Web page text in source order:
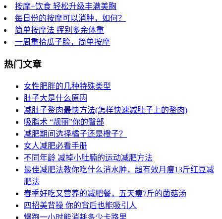
按摩+饮食 轻松升级丰满美胸
每日份的按摩可以消肿，如何？
简单按摩法 挥别多余体重
一周重拾瓜子脸，简单按摩
热门文章
女性肥胖的几种特殊类型
肚子大是什么原因
减肚子赘肉最快方法(怎样快速减肚子上的赘肉)
吸脂术 “靓丽”你的臀部
减肥期间选择橘子还是橙子？
女人减肥必看手册
不同年龄 减掉小肚腩的运动减肥方法
最佳减肥法教你吃什么消水肿，超有效月瘦13斤红豆减
肥法
春季好吃又营养的减肥餐，五天瘦7斤的菌菇汤
四招美背操 你的背后也能吸引人
慢跑一小时能消耗多少卡路里